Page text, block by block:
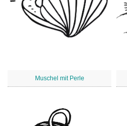
Muschel mit Perle